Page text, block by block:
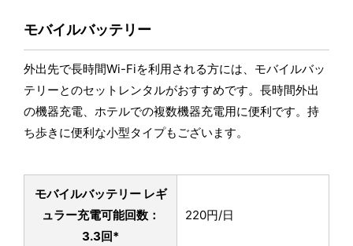
モバイルバッテリー
外出先で長時間Wi-Fiを利用される方には、モバイルバッ
テリーとのセットレンタルがおすすめです。長時間外出
の機器充電、ホテルでの複数機器充電用に便利です。持
ち歩きに便利な小型タイプもございます。
モバイルバッテリー レギ
ュラー充電可能回数：
3.3回*
220円/日